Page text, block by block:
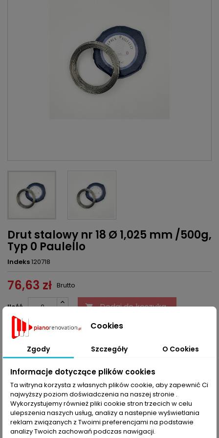
Drut stalowy nr 18 Ø 1,025 mm /500g,
Typ 0 Paulello
Indeks120718
76,63 zł Brutto
Ilość  Dodaj do koszyka
Ostatnie sztuki w magazynie
Udostępnij
OPIS SZCZEGÓŁY PRODUKTU
Typ 0 - postromantyczny; bogate i kompleksowe brzmienie.
Przeznaczone raczej do instrumentów wyprodukowanych w
latach 1880-1890.
Granica rozerwania struny leży pomiędzy 1700 do 2200
Cookies
Zgody Szczegóły O Cookies
Informacje dotyczące plików cookies
Ta witryna korzysta z własnych plików cookie, aby zapewnić Ci
najwyższy poziom doświadczenia na naszej stronie .
Wykorzystujemy również pliki cookie stron trzecich w celu
ulepszenia naszych usług, analizy a nastepnie wyświetlania
reklam związanych z Twoimi preferencjami na podstawie
analizy Twoich zachowań podczas nawigacji.